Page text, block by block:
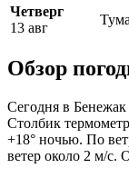
Четверг
13 авг
Обзор
Сегодня в Бенежак
Столбик
+18° ночью. По
ветер около 2 м/с.